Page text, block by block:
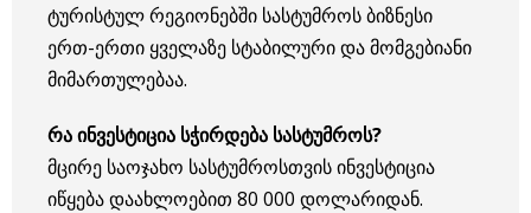
ტურისტულ რეგიონებში სასტუმროს ბიზნესი
ერთ-ერთი ყველაზე სტაბილური და მომგებიანი
მიმართულებაა.
რა ინვესტიცია სჭირდება სასტუმროს?
მცირე საოჯახო სასტუმროსთვის ინვესტიცია
იწყება დაახლოებით 80 000 დოლარიდან.